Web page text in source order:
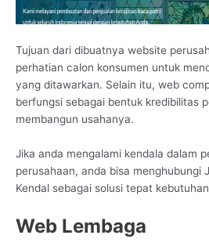
Tujuan dari dibuatnya website
perhatian calon konsumen untuk
yang ditawarkan. Selain itu, web
berfungsi sebagai bentuk kredibilitas
membangun usahanya.
Jika anda mengalami kendala dalam
perusahaan, anda bisa menghubungi
Kendal sebagai solusi tepat
Web Lembaga